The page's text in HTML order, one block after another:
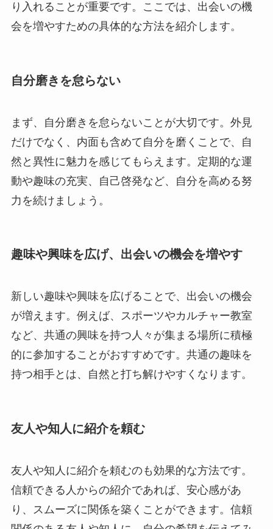
り入れることが重要です。ここでは、出会いの機
会を増やすための具体的な方法を紹介します。
自分磨きを怠らない
まず、自分磨きを怠らないことが大切です。外見
だけでなく、内面も含めて自分を磨くことで、自
然と異性に魅力を感じてもらえます。定期的な運
動や趣味の充実、自己啓発など、自分を高める努
力を続けましょう。
趣味や興味を広げ、出会いの機会を増やす
新しい趣味や興味を広げることで、出会いの機会
が増えます。例えば、スポーツやカルチャー教室
など、共通の興味を持つ人々が集まる場所に積極
的に参加することがおすすめです。共通の趣味を
持つ相手とは、自然と打ち解けやすくなります。
友人や知人に紹介を頼む
友人や知人に紹介を頼むのも効果的な方法です。
信頼できる人からの紹介であれば、安心感があ
り、スムーズに関係を築くことができます。信頼